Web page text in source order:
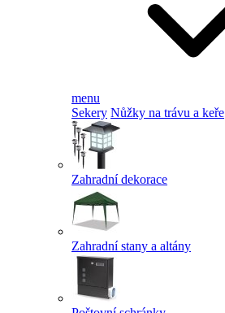
menu
Sekery Nůžky na trávu a keře
Zahradní dekorace
Zahradní stany a altány